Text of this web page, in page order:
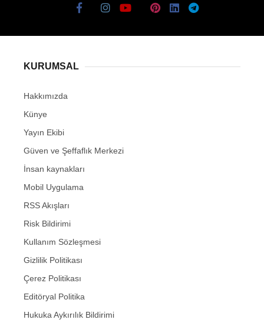
KURUMSAL
Hakkımızda
Künye
Yayın Ekibi
Güven ve Şeffaflık Merkezi
İnsan kaynakları
Mobil Uygulama
RSS Akışları
Risk Bildirimi
Kullanım Sözleşmesi
Gizlilik Politikası
Çerez Politikası
Editöryal Politika
Hukuka Aykırılık Bildirimi